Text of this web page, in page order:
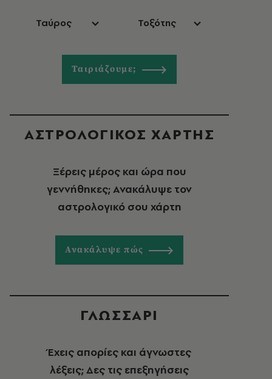
Ταύρος Τοξότης
Ταιριάζουμε;
ΑΣΤΡΟΛΟΓΙΚΟΣ ΧΑΡΤΗΣ
Ξέρεις μέρος και ώρα που
γεννήθηκες; Ανακάλυψε τον
αστρολογικό σου χάρτη
Ανακάλυψε πώς
ΓΛΩΣΣΑΡΙ
Έχεις απορίες και άγνωστες
λέξεις; Δες τις επεξηγήσεις